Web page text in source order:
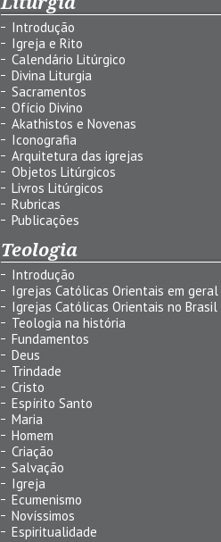
Introdução
Igreja e Rito
Calendário Litúrgico
Divina Liturgia
Sacramentos
Ofício Divino
Akathistos e Novenas
Iconografia
Arquitetura das igrejas
Objetos Litúrgicos
Livros Litúrgicos
Rubricas
Publicações
Teologia
Introdução
Igrejas Católicas Orientais em geral
Igrejas Católicas Orientais no Brasil
Teologia na história
Fundamentos
Deus
Trindade
Cristo
Espírito Santo
Maria
Homem
Criação
Salvação
Igreja
Ecumenismo
Novíssimos
Espiritualidade